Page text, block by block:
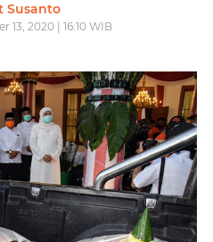
Susanto
13, 2020 | 16:10 WIB